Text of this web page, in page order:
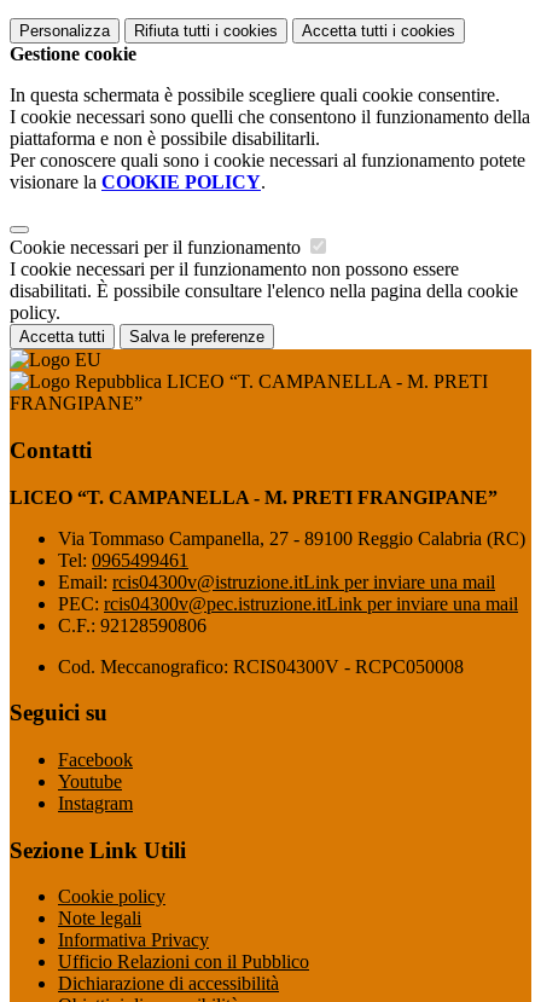
Personalizza Rifiuta tutti i cookies Accetta tutti i cookies
Gestione cookie
In questa schermata è possibile scegliere quali cookie consentire.
I cookie necessari sono quelli che consentono il funzionamento della
piattaforma e non è possibile disabilitarli.
Per conoscere quali sono i cookie necessari al funzionamento potete
visionare la COOKIE POLICY.
Cookie necessari per il funzionamento
I cookie necessari per il funzionamento non possono essere
disabilitati. È possibile consultare l'elenco nella pagina della cookie
policy.
Accetta tutti Salva le preferenze
LICEO “T. CAMPANELLA - M. PRETI
FRANGIPANE”
Contatti
LICEO “T. CAMPANELLA - M. PRETI FRANGIPANE”
Via Tommaso Campanella, 27 - 89100 Reggio Calabria (RC)
Tel: 0965499461
Email: rcis04300v@istruzione.itLink per inviare una mail
PEC: rcis04300v@pec.istruzione.itLink per inviare una mail
C.F.: 92128590806
Cod. Meccanografico: RCIS04300V - RCPC050008
Seguici su
Facebook
Youtube
Instagram
Sezione Link Utili
Cookie policy
Note legali
Informativa Privacy
Ufficio Relazioni con il Pubblico
Dichiarazione di accessibilità